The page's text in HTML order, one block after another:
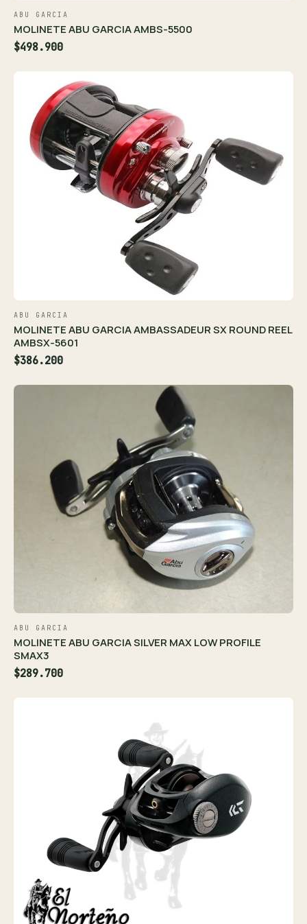
ABU GARCIA
MOLINETE ABU GARCIA AMBS-5500
$498.900
ABU GARCIA
MOLINETE ABU GARCIA AMBASSADEUR SX ROUND REEL
AMBSX-5601
$386.200
ABU GARCIA
MOLINETE ABU GARCIA SILVER MAX LOW PROFILE
SMAX3
$289.700